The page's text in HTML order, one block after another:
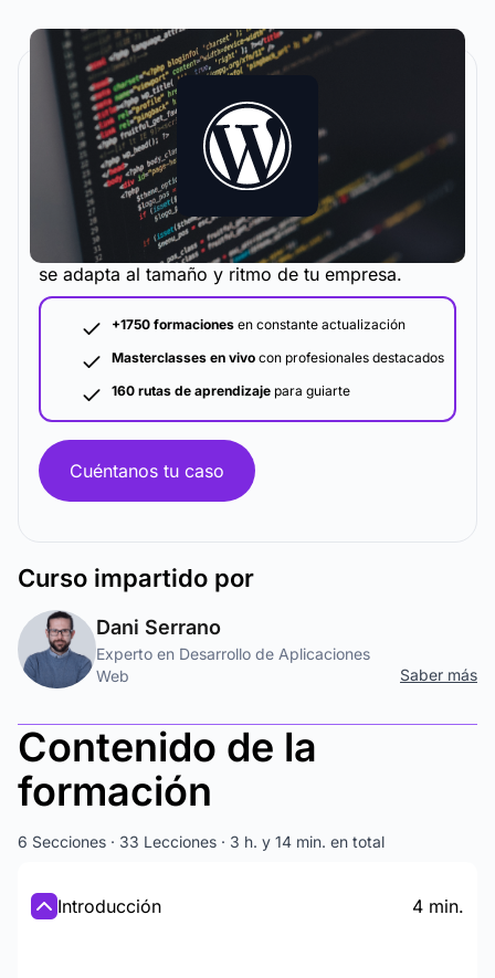
La metodología y plataforma de formación que
se adapta al tamaño y ritmo de tu empresa.
+1750 formaciones en constante actualización
Masterclasses en vivo con profesionales destacados
160 rutas de aprendizaje para guiarte
Cuéntanos tu caso
Curso impartido por
Dani Serrano
Experto en Desarrollo de Aplicaciones
Web
Saber más
Contenido de la
formación
6 Secciones · 33 Lecciones · 3 h. y 14 min. en total
Introducción 4 min.